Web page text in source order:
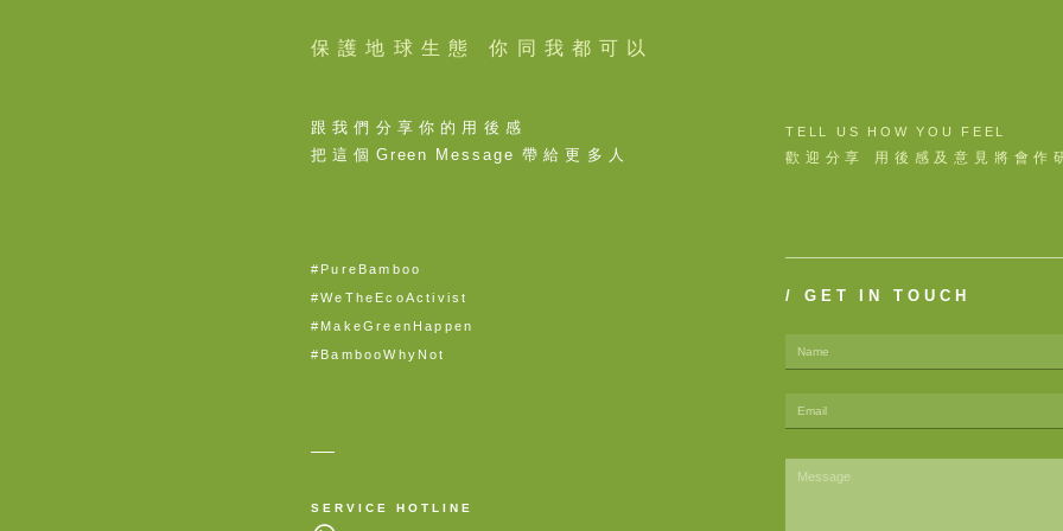
保護地球生態 你同我都可以
跟我們分享你的用後感
把這個 Green Message 帶給更多人
#PureBamboo
#WeTheEcoActivist
#MakeGreenHappen
#BambooWhyNot
SERVICE HOTLINE
TELL US HOW YOU FEEL
歡迎分享 用後感及意見將會作
/ GET IN TOUCH